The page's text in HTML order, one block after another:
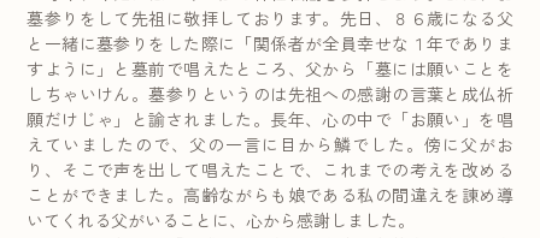
墓参りをして先祖に敬拝しております。先日、８６歳になる父
と一緒に墓参りをした際に「関係者が全員幸せな１年でありま
すように」と墓前で唱えたところ、父から「墓には願いことを
しちゃいけん。墓参りというのは先祖への感謝の言葉と成仏祈
願だけじゃ」と諭されました。長年、心の中で「お願い」を唱
えていましたので、父の一言に目から鱗でした。傍に父がお
り、そこで声を出して唱えたことで、これまでの考えを改める
ことができました。高齢ながらも娘である私の間違えを諌め導
いてくれる父がいることに、心から感謝しました。